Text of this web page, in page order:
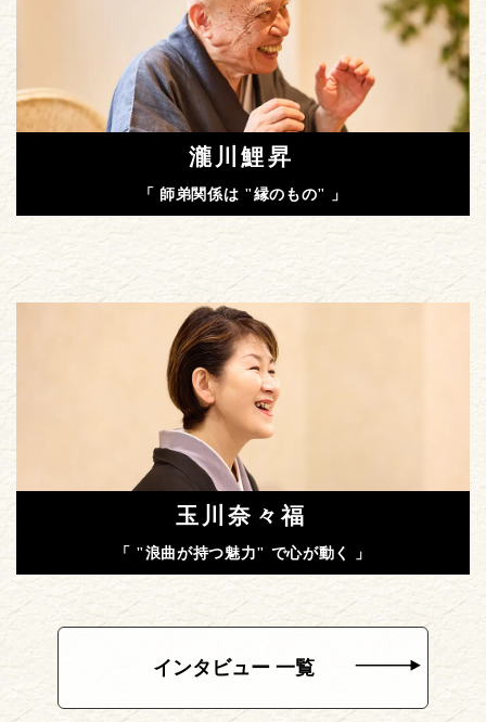
瀧川鯉昇
「 師弟関係は "縁のもの" 」
玉川奈々福
「 "浪曲が持つ魅力" で心が動く 」
インタビュー 一覧